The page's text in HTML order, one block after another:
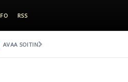
RSS
AVAA SOITIN